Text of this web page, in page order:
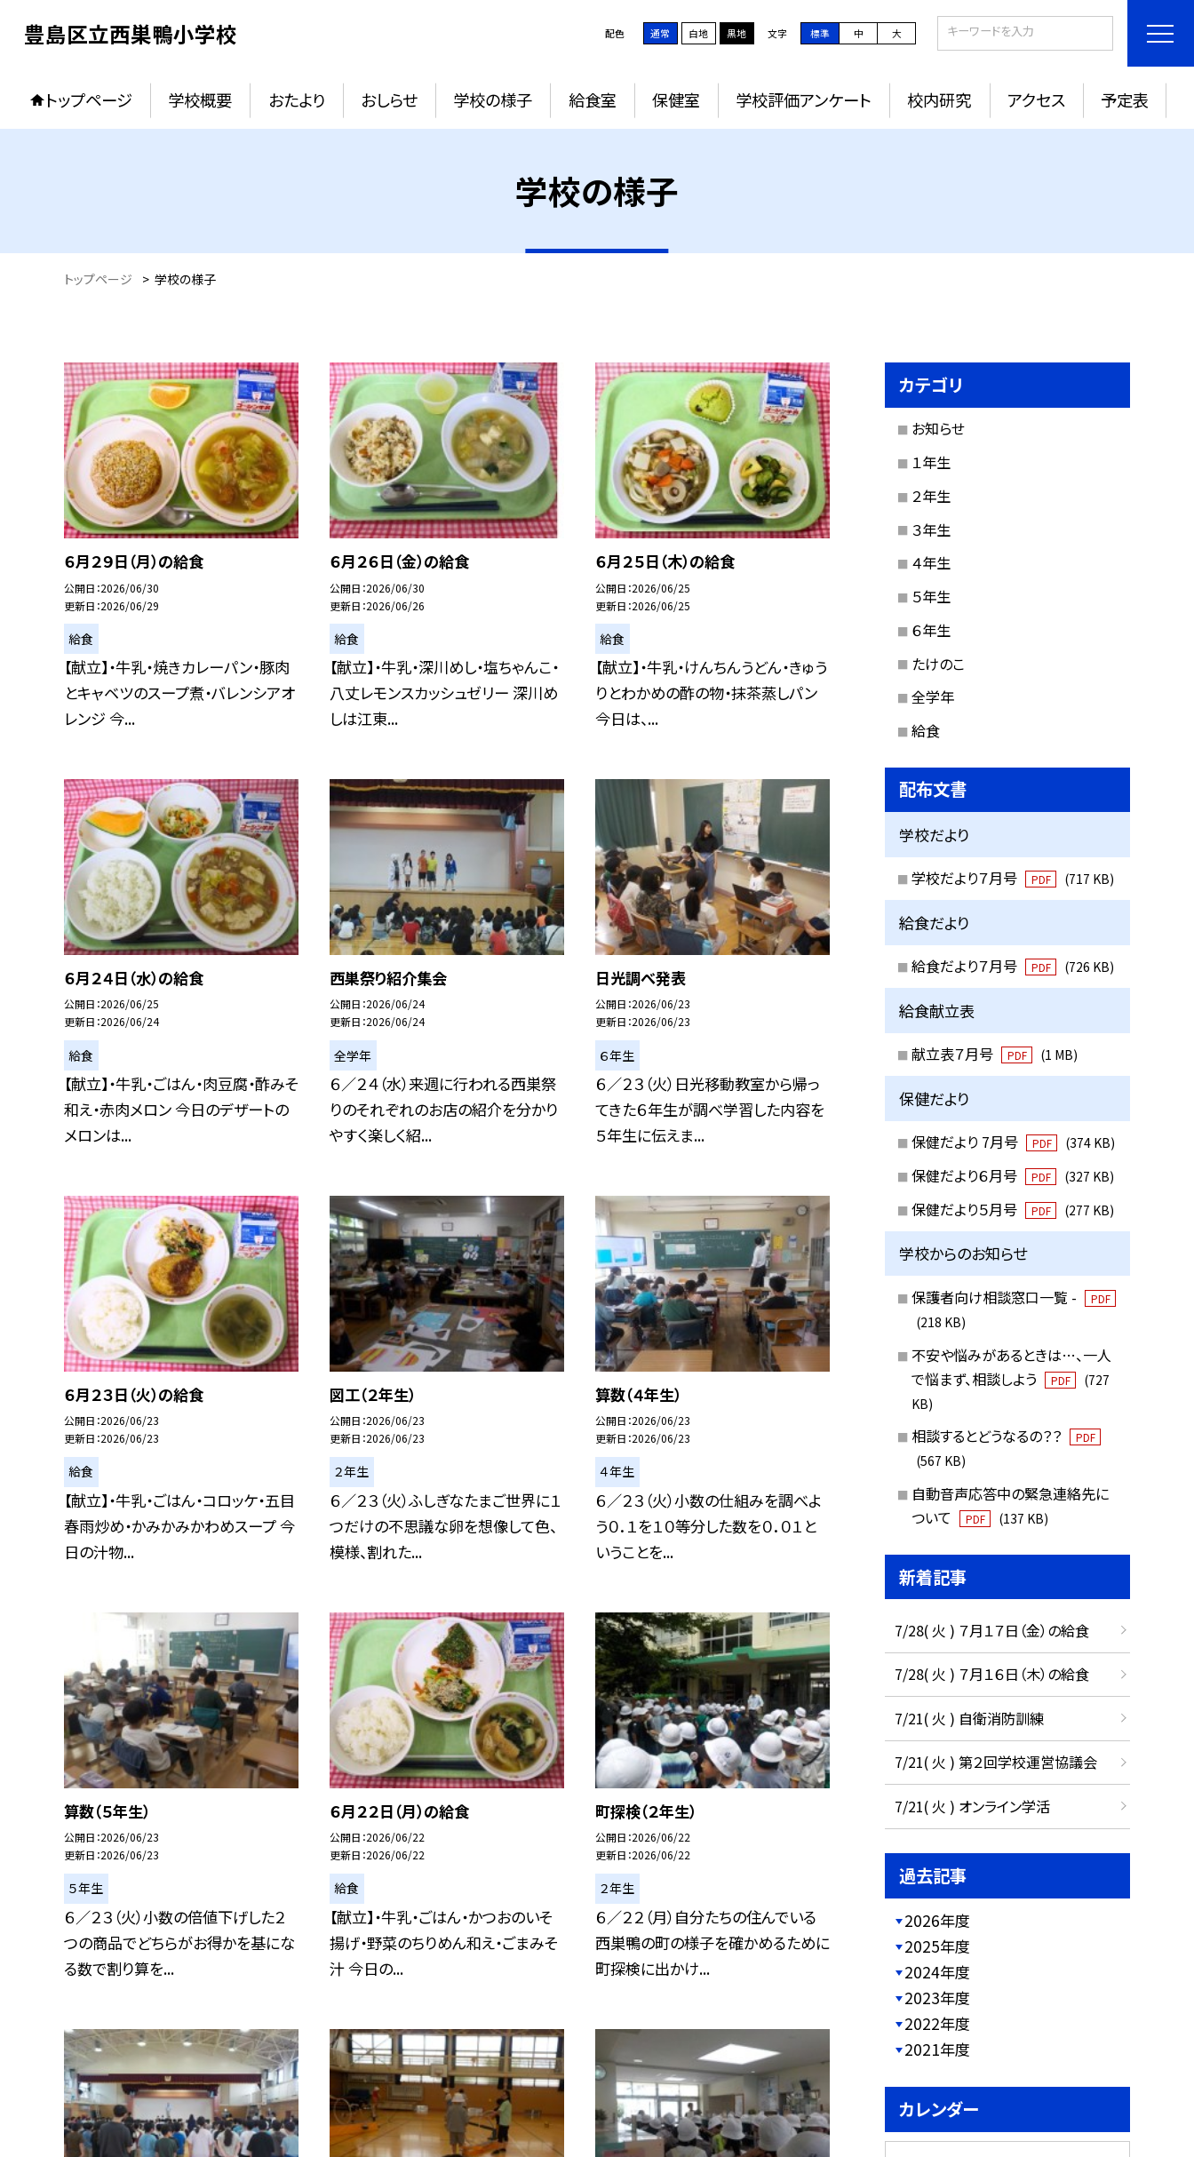
豊島区立西巣鴨小学校 配色 通常 白地 黒地 文字 標準 中 大
トップページ 学校概要 おたより おしらせ 学校の様子 給食室 保健室 学校評価アンケート 校内研究 アクセス 予定表
学校の様子
トップページ > 学校の様子
６月２９日（月）の給食
公開日 2026/06/30
更新日 2026/06/29
給食
【献立】・牛乳・焼きカレーパン・豚肉
とキャベツのスープ煮・バレンシアオ
レンジ 今...
６月２６日（金）の給食
公開日 2026/06/30
更新日 2026/06/26
給食
【献立】・牛乳・深川めし・塩ちゃんこ・
八丈レモンスカッシュゼリー 深川め
しは江東...
６月２５日（木）の給食
公開日 2026/06/25
更新日 2026/06/25
給食
【献立】・牛乳・けんちんうどん・きゅう
りとわかめの酢の物・抹茶蒸しパン
今日は、...
６月２４日（水）の給食
公開日 2026/06/25
更新日 2026/06/24
給食
【献立】・牛乳・ごはん・肉豆腐・酢みそ
和え・赤肉メロン 今日のデザートの
メロンは...
西巣祭り紹介集会
公開日 2026/06/24
更新日 2026/06/24
全学年
６／２４（水）来週に行われる西巣祭
りのそれぞれのお店の紹介を分かり
やすく楽しく紹...
日光調べ発表
公開日 2026/06/23
更新日 2026/06/23
６年生
６／２３（火）日光移動教室から帰っ
てきた６年生が調べ学習した内容を
５年生に伝えま...
６月２３日（火）の給食
公開日 2026/06/23
更新日 2026/06/23
給食
【献立】・牛乳・ごはん・コロッケ・五目
春雨炒め・かみかみかわめスープ 今
日の汁物...
図工（２年生）
公開日 2026/06/23
更新日 2026/06/23
２年生
６／２３（火）ふしぎなたまご世界に１
つだけの不思議な卵を想像して色、
模様、割れた...
算数（４年生）
公開日 2026/06/23
更新日 2026/06/23
４年生
６／２３（火）小数の仕組みを調べよ
う０．１を１０等分した数を０．０１と
いうことを...
算数（５年生）
公開日 2026/06/23
更新日 2026/06/23
５年生
６／２３（火）小数の倍値下げした２
つの商品でどちらがお得かを基にな
る数で割り算を...
６月２２日（月）の給食
公開日 2026/06/22
更新日 2026/06/22
給食
【献立】・牛乳・ごはん・かつおのいそ
揚げ・野菜のちりめん和え・ごまみそ
汁 今日の...
町探検（２年生）
公開日 2026/06/22
更新日 2026/06/22
２年生
６／２２（月）自分たちの住んでいる
西巣鴨の町の様子を確かめるために
町探検に出かけ...
カテゴリ
お知らせ
１年生
２年生
３年生
４年生
５年生
６年生
たけのこ
全学年
給食
配布文書
学校だより
学校だより７月号 PDF (717 KB)
給食だより
給食だより７月号 PDF (726 KB)
給食献立表
献立表７月号 PDF (1 MB)
保健だより
保健だより 7月号 PDF (374 KB)
保健だより６月号 PDF (327 KB)
保健だより５月号 PDF (277 KB)
学校からのお知らせ
保護者向け相談窓口一覧 - PDF
(218 KB)
不安や悩みがあるときは…、一人
で悩まず、相談しよう
PDF
(727
KB)
相談するとどうなるの？？ PDF
(567 KB)
自動音声応答中の緊急連絡先に
ついて
PDF (137 KB)
新着記事
7/28( 火 ) ７月１７日（金）の給食
7/28( 火 ) ７月１６日（木）の給食
7/21( 火 ) 自衛消防訓練
7/21( 火 ) 第２回学校運営協議会
7/21( 火 ) オンライン学活
過去記事
2026年度
2025年度
2024年度
2023年度
2022年度
2021年度
カレンダー